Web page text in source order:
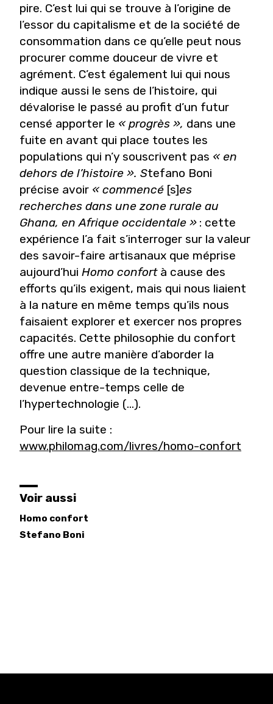
pire. C’est lui qui se trouve à l’origine de
l’essor du capitalisme et de la société de
consommation dans ce qu’elle peut nous
procurer comme douceur de vivre et
agrément. C’est également lui qui nous
indique aussi le sens de l’histoire, qui
dévalorise le passé au profit d’un futur
censé apporter le « progrès », dans une
fuite en avant qui place toutes les
populations qui n’y souscrivent pas « en
dehors de l’histoire ». Stefano Boni
précise avoir « commencé [s]es
recherches dans une zone rurale au
Ghana, en Afrique occidentale » : cette
expérience l’a fait s’interroger sur la valeur
des savoir-faire artisanaux que méprise
aujourd’hui Homo confortà cause des
efforts qu’ils exigent, mais qui nous liaient
à la nature en même temps qu’ils nous
faisaient explorer et exercer nos propres
capacités. Cette philosophie du confort
offre une autre manière d’aborder la
question classique de la technique,
devenue entre-temps celle de
l’hypertechnologie (...).
Pour lire la suite :
www.philomag.com/livres/homo-confort
Voir aussi
Homo confort
Stefano Boni